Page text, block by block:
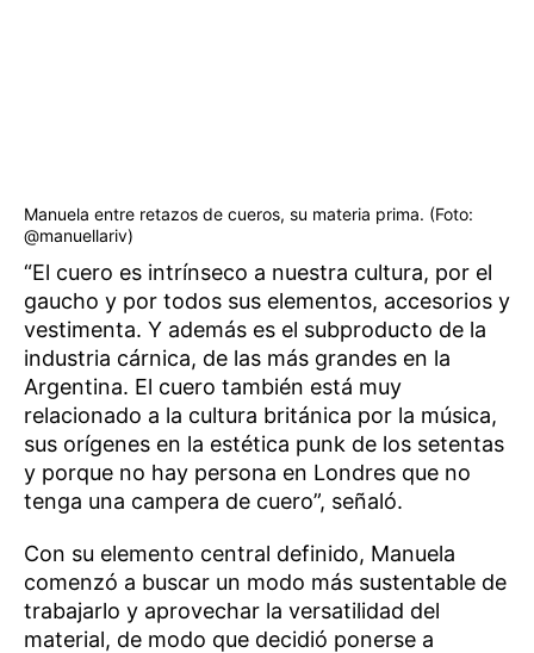
Manuela entre retazos de cueros, su materia prima. (Foto:
@manuellariv)
“El cuero es intrínseco a nuestra cultura, por el
gaucho y por todos sus elementos, accesorios y
vestimenta. Y además es el subproducto de la
industria cárnica, de las más grandes en la
Argentina. El cuero también está muy
relacionado a la cultura británica por la música,
sus orígenes en la estética punk de los setentas
y porque no hay persona en Londres que no
tenga una campera de cuero”, señaló.
Con su elemento central definido, Manuela
comenzó a buscar un modo más sustentable de
trabajarlo y aprovechar la versatilidad del
material, de modo que decidió ponerse a